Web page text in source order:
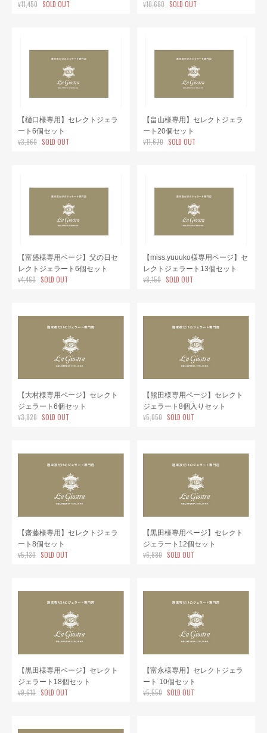
¥11,450 SOLD OUT ¥10,660 SOLD OUT
【樋口様専用】セレクトジェラ
ート6個セット
¥3,860 SOLD OUT
【畠山様専用】セレクトジェラ
ート20個セット
¥11,670 SOLD OUT
【富盛様専用ページ】父の日セ
レクトジェラート6個セット
¥4,460 SOLD OUT
【miss.yuuuko様専用ページ】セ
レクトジェラート13個セット
¥8,150 SOLD OUT
【大村様専用ページ】セレクト
ジェラート6個セット
¥3,820 SOLD OUT
【熊田様専用ページ】セレクト
ジェラート8個入りセット
¥5,050 SOLD OUT
【齋藤様専用】セレクトジェラ
ート8個セット
¥5,130 SOLD OUT
【黒田様専用ページ】セレクト
ジェラート12個セット
¥6,880 SOLD OUT
【黒田様専用ページ】セレクト
ジェラート18個セット
¥9,610 SOLD OUT
【富永様専用】セレクトジェラ
ート 10個セット
¥5,550 SOLD OUT